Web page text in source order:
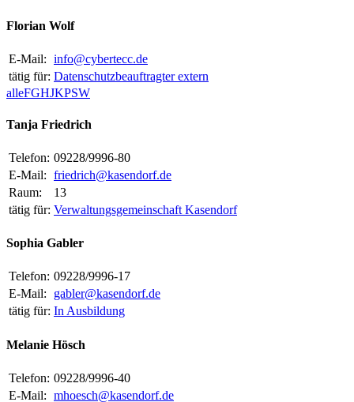
Florian Wolf
E-Mail: info@cybertecc.de
tätig für: Datenschutzbeauftragter extern
alleFGHJKPSW
Tanja Friedrich
Telefon: 09228/9996-80
E-Mail: friedrich@kasendorf.de
Raum:
13
tätig für: Verwaltungsgemeinschaft Kasendorf
Sophia Gabler
Telefon: 09228/9996-17
E-Mail:
gabler@kasendorf.de
tätig für: In Ausbildung
Melanie Hösch
Telefon: 09228/9996-40
E-Mail: mhoesch@kasendorf.de